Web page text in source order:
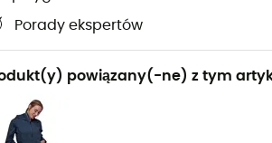
Porady ekspertów
powiązany(-ne) z tym